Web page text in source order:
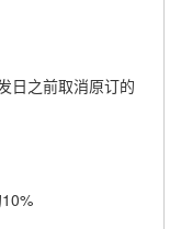
日之前取消原订的